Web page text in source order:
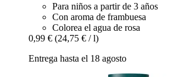
Para niños a partir de 3 años
Con aroma de frambuesa
Colorea el agua de rosa
0,99 € (24,75 € / l)
Entrega hasta el 18 agosto